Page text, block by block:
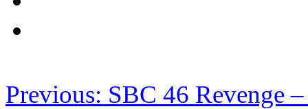
Previous: SBC 46 Revenge